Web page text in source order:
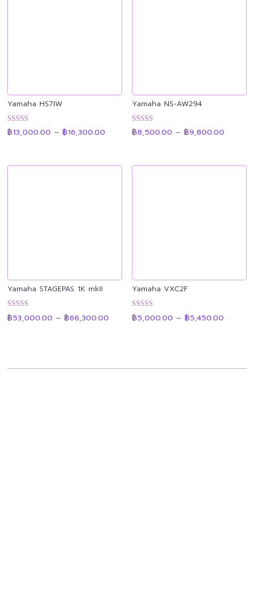
Yamaha HS7IW
ให้คะแนน
4.92
฿13,000.00 – ฿16,300.00
Yamaha NS-AW294
ให้คะแนน
4.93
฿8,500.00 – ฿9,800.00range:
Yamaha STAGEPAS 1K mkII
ให้คะแนน
4.90
฿53,000.00 – ฿66,300.00 range:
Yamaha VXC2F
ให้คะแนน
4.91
฿5,000.00 – ฿5,450.00range: